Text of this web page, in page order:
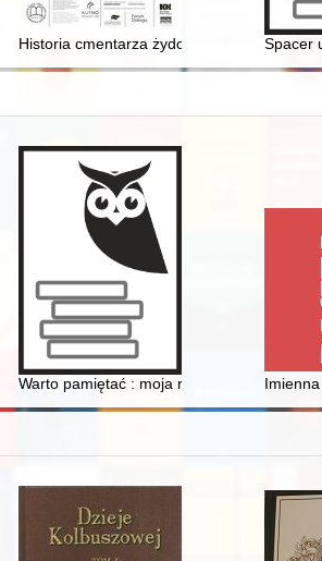
Maternusa oraz dawne opactwo w
z ziemi obiecanej
Historia cmentarza żydowskiego w Kutnie
Spacer
przełomu XX-XXI w.", Warszawa 10-11
drugiej połowie XVII wieku : zarządzanie i
Warto pamiętać : moja rodzina i ja